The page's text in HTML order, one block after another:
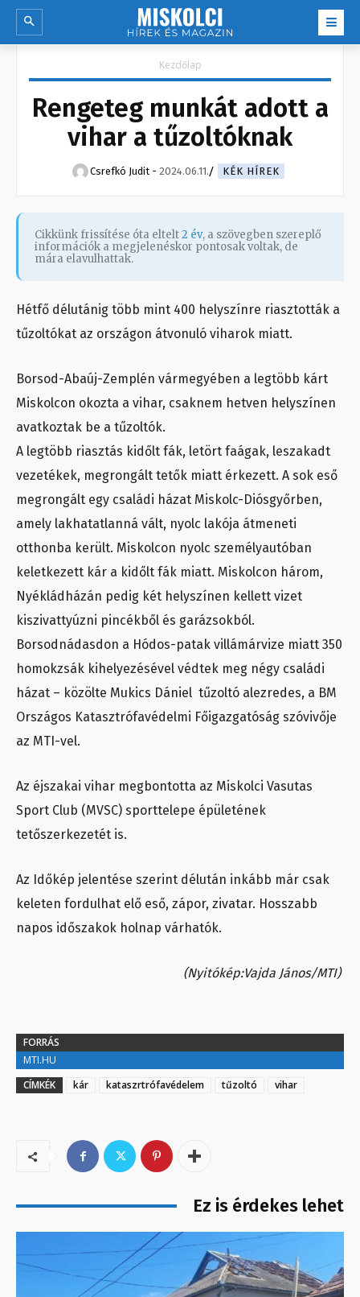
Kezdőlap
Rengeteg munkát adott a
vihar a tűzoltóknak
Csrefkó Judit - 2024.06.11. KÉK HÍREK
Cikkünk frissítése óta eltelt2 év, a szövegben szereplő
információk a megjelenéskor pontosak voltak, de
mára elavulhattak.
Hétfő délutánig több mint 400 helyszínre riasztották a
tűzoltókat az országon átvonuló viharok miatt.
Borsod-Abaúj-Zemplén vármegyében a legtöbb kárt
Miskolcon okozta a vihar, csaknem hetven helyszínen
avatkoztak be a tűzoltók.
A legtöbb riasztás kidőlt fák, letört faágak, leszakadt
vezetékek, megrongált tetők miatt érkezett. A sok eső
megrongált egy családi házat Miskolc-Diósgyőrben,
amely lakhatatlanná vált, nyolc lakója átmeneti
otthonba került. Miskolcon nyolc személyautóban
keletkezett kár a kidőlt fák miatt. Miskolcon három,
Nyékládházán pedig két helyszínen kellett vizet
kiszivattyúzni pincékből és garázsokból.
Borsodnádasdon a Hódos-patak villámárvize miatt 350
homokzsák kihelyezésével védtek meg négy családi
házat – közölte Mukics Dániel tűzoltó alezredes, a BM
Országos Katasztrófavédelmi Főigazgatóság szóvivője
az MTI-vel.
Az éjszakai vihar megbontotta az Miskolci Vasutas
Sport Club (MVSC) sporttelepe épületének
tetőszerkezetét is.
Az Időkép jelentése szerint délután inkább már csak
keleten fordulhat elő eső, zápor, zivatar. Hosszabb
napos időszakok holnap várhatók.
(Nyitókép:Vajda János/MTI)
FORRÁS
MTI.HU
CÍMKÉK
kár kataszrtrófavédelem tűzoltó vihar
Ez is érdekes lehet